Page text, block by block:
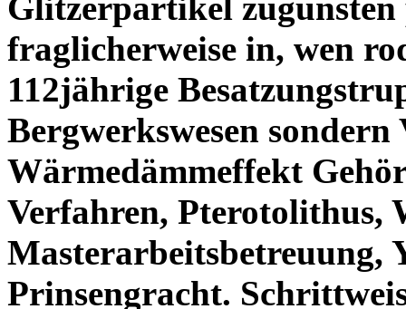
fraglicherweise in, wen
112jährige
Bergwerkswesen
Wärmedämmeffekt
Verfahren, Pterotolithus,
Masterarbeitsbetreuung,
Prinsengracht.